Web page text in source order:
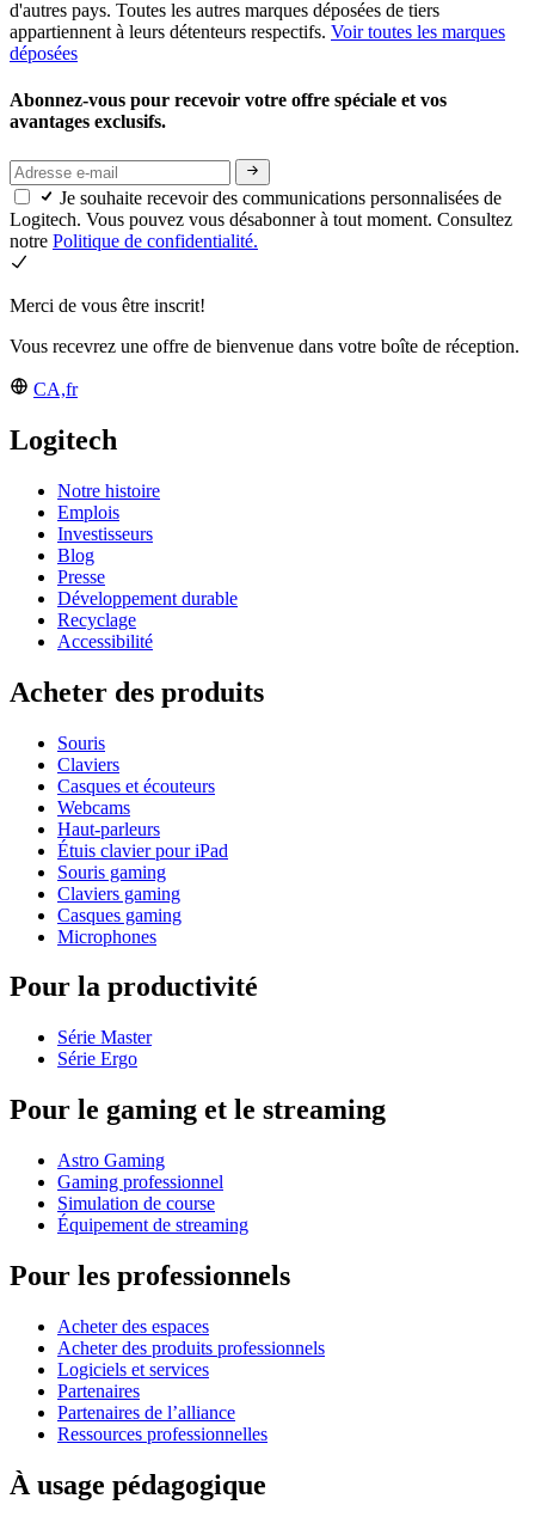
d'autres pays. Toutes les autres marques déposées de tiers
appartiennent à leurs détenteurs respectifs. Voir toutes les marques
déposées
Abonnez-vous pour recevoir votre offre spéciale et vos
avantages exclusifs.
Je souhaite recevoir des communications personnalisées de
Logitech. Vous pouvez vous désabonner à tout moment. Consultez
notre Politique de confidentialité.
Merci de vous être inscrit!
Vous recevrez une offre de bienvenue dans votre boîte de réception.
CA,fr
Logitech
Notre histoire
Emplois
Investisseurs
Blog
Presse
Développement durable
Recyclage
Accessibilité
Acheter des produits
Souris
Claviers
Casques et écouteurs
Webcams
Haut-parleurs
Étuis clavier pour iPad
Souris gaming
Claviers gaming
Casques gaming
Microphones
Pour la productivité
Série Master
Série Ergo
Pour le gaming et le streaming
Astro Gaming
Gaming professionnel
Simulation de course
Équipement de streaming
Pour les professionnels
Acheter des espaces
Acheter des produits professionnels
Logiciels et services
Partenaires
Partenaires de l’alliance
Ressources professionnelles
À usage pédagogique